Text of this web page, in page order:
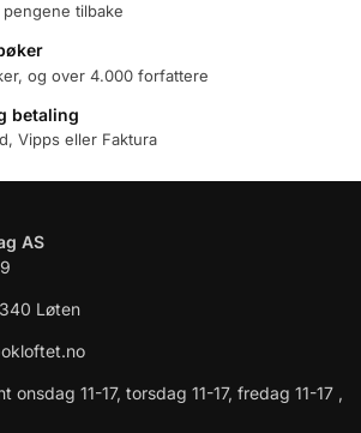
tilbake
og over 4.000 forfattere
betaling
Vipps eller Faktura
AS
Løten
11-17, torsdag 11-17, fredag 11-17 ,